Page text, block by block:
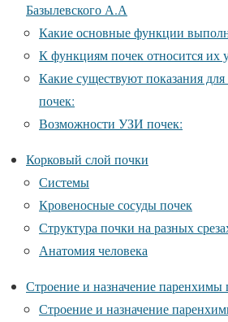
Базылевского А.А
Какие основные функции
К функциям почек относится их
Какие существуют показания
почек:
Возможности УЗИ почек:
Корковый слой почки
Системы
Кровеносные сосуды почек
Структура почки на разных
Анатомия человека
Строение и назначение паренхимы
Строение и назначение